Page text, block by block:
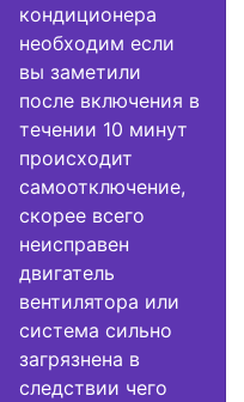
кондиционера
необходим если
вы заметили
после включения в
течении 10 минут
происходит
самоотключение,
скорее всего
неисправен
двигатель
вентилятора или
система сильно
загрязнена в
следствии чего